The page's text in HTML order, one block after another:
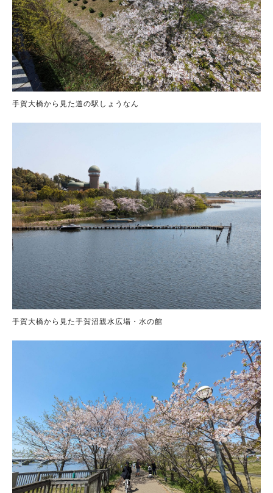
手賀大橋から見た道の駅しょうなん
手賀大橋から見た手賀沼親水広場・水の館